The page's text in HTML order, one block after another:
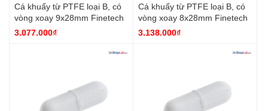
Cá khuấy từ PTFE loại B, có
vòng xoay 9x28mm Finetech
3.077.000₫
Cá khuấy từ PTFE loại B, có
vòng xoay 8x28mm Finetech
3.138.000₫